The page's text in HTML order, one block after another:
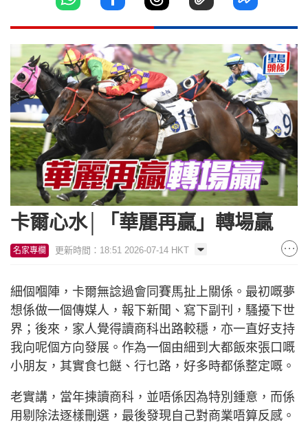
卡爾心水│「華麗再贏」轉場贏
名家專欄 更新時間：18:51 2026-07-14 HKT
細個嗰陣，卡爾無諗過會同賽馬扯上關係。最初嘅夢
想係做一個傳媒人，報下新聞、寫下副刊，騷擾下世
界；後來，家人覺得讀商科出路較穩，亦一直好支持
我向呢個方向發展。作為一個由細到大都飯來張口嘅
小朋友，其實食乜餸、行乜路，好多時都係整定嘅。
老實講，當年揀讀商科，並唔係因為特別鍾意，而係
用剔除法逐樣刪選，最後發現自己對商業唔算反感。